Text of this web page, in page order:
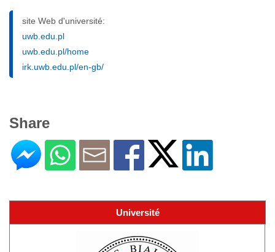
site Web d'université:
uwb.edu.pl
uwb.edu.pl/home
irk.uwb.edu.pl/en-gb/
Share
Université